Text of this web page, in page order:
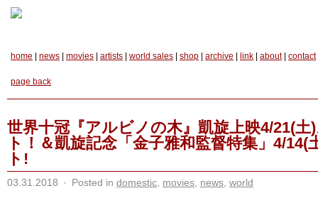
home news movies artists world sales shop archive link about| contact
page back
世界十冠『アルビノの木』凱旋上映4/21(土
ト！＆凱旋記念「金子雅和監督特集」4/14(
ト!
03.31.2018 · Posted in domestic movies news world